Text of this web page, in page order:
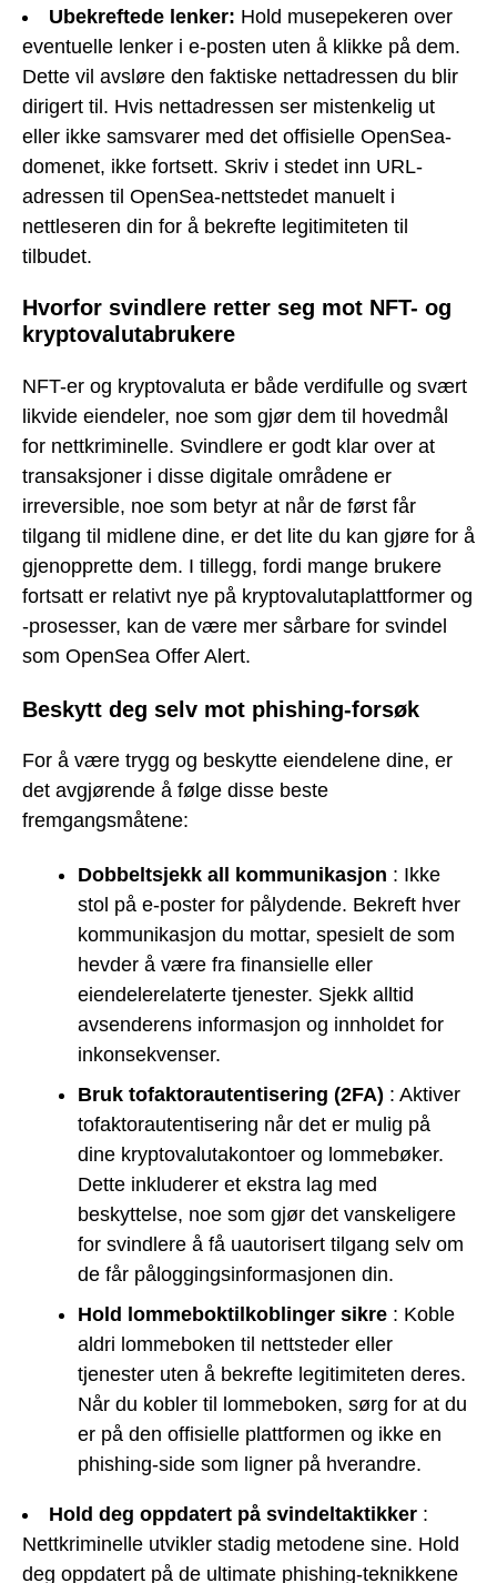
Ubekreftede lenker: Hold musepekeren over
eventuelle lenker i e-posten uten å klikke på dem.
Dette vil avsløre den faktiske nettadressen du blir
dirigert til. Hvis nettadressen ser mistenkelig ut
eller ikke samsvarer med det offisielle OpenSea-
domenet, ikke fortsett. Skriv i stedet inn URL-
adressen til OpenSea-nettstedet manuelt i
nettleseren din for å bekrefte legitimiteten til
tilbudet.
Hvorfor svindlere retter seg mot NFT- og
kryptovalutabrukere
NFT-er og kryptovaluta er både verdifulle og svært
likvide eiendeler, noe som gjør dem til hovedmål
for nettkriminelle. Svindlere er godt klar over at
transaksjoner i disse digitale områdene er
irreversible, noe som betyr at når de først får
tilgang til midlene dine, er det lite du kan gjøre for å
gjenopprette dem. I tillegg, fordi mange brukere
fortsatt er relativt nye på kryptovalutaplattformer og
-prosesser, kan de være mer sårbare for svindel
som OpenSea Offer Alert.
Beskytt deg selv mot phishing-forsøk
For å være trygg og beskytte eiendelene dine, er
det avgjørende å følge disse beste
fremgangsmåtene:
Dobbeltsjekk all kommunikasjon : Ikke
stol på e-poster for pålydende. Bekreft hver
kommunikasjon du mottar, spesielt de som
hevder å være fra finansielle eller
eiendelerelaterte tjenester. Sjekk alltid
avsenderens informasjon og innholdet for
inkonsekvenser.
Bruk tofaktorautentisering (2FA) : Aktiver
tofaktorautentisering når det er mulig på
dine kryptovalutakontoer og lommebøker.
Dette inkluderer et ekstra lag med
beskyttelse, noe som gjør det vanskeligere
for svindlere å få uautorisert tilgang selv om
de får påloggingsinformasjonen din.
Hold lommeboktilkoblinger sikre : Koble
aldri lommeboken til nettsteder eller
tjenester uten å bekrefte legitimiteten deres.
Når du kobler til lommeboken, sørg for at du
er på den offisielle plattformen og ikke en
phishing-side som ligner på hverandre.
Hold deg oppdatert på svindeltaktikker :
Nettkriminelle utvikler stadig metodene sine. Hold
deg oppdatert på de ultimate phishing-teknikkene